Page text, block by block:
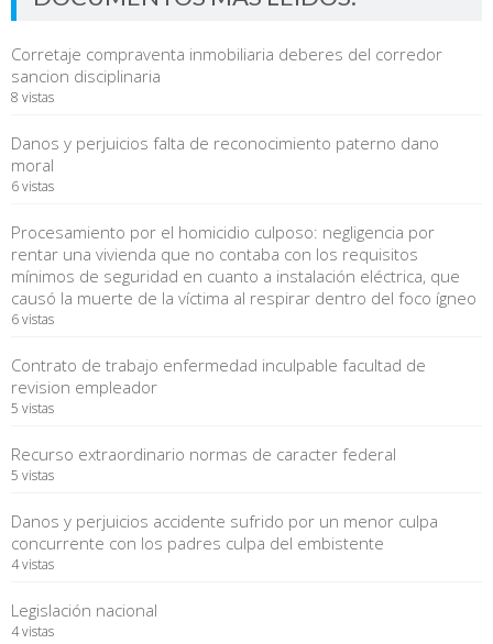
Corretaje compraventa inmobiliaria deberes del corredor
sancion disciplinaria
8 vistas
Danos y perjuicios falta de reconocimiento paterno dano
moral
6 vistas
Procesamiento por el homicidio culposo: negligencia por
rentar una vivienda que no contaba con los requisitos
mínimos de seguridad en cuanto a instalación eléctrica, que
causó la muerte de la víctima al respirar dentro del foco ígneo
6 vistas
Contrato de trabajo enfermedad inculpable facultad de
revision empleador
5 vistas
Recurso extraordinario normas de caracter federal
5 vistas
Danos y perjuicios accidente sufrido por un menor culpa
concurrente con los padres culpa del embistente
4 vistas
Legislación nacional
4 vistas